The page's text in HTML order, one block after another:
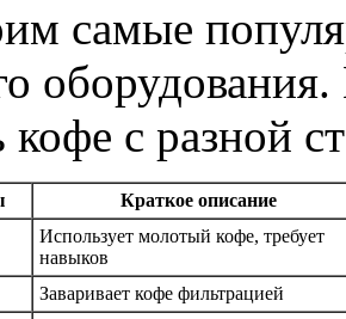
самые
с разной
Краткое описание
Использует молотый кофе, требует
навыков
Заваривает кофе фильтрацией